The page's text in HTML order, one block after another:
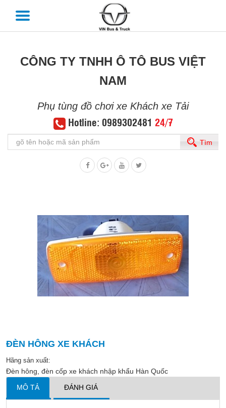
CÔNG TY TNHH Ô TÔ BUS VIỆT
NAM
Phụ tùng đồ chơi xe Khách xe Tải
Hotline: 0989302481 24/7
Tìm
ĐÈN HÔNG XE KHÁCH
Hãng sản xuất:
Đèn hông, đèn cốp xe khách nhập khẩu Hàn Quốc
MÔ TẢ
ĐÁNH GIÁ